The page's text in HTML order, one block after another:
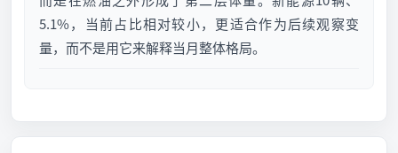
5.1%，当前占比相对较小，更适合作为后续观察变
量，而不是用它来解释当月整体格局。